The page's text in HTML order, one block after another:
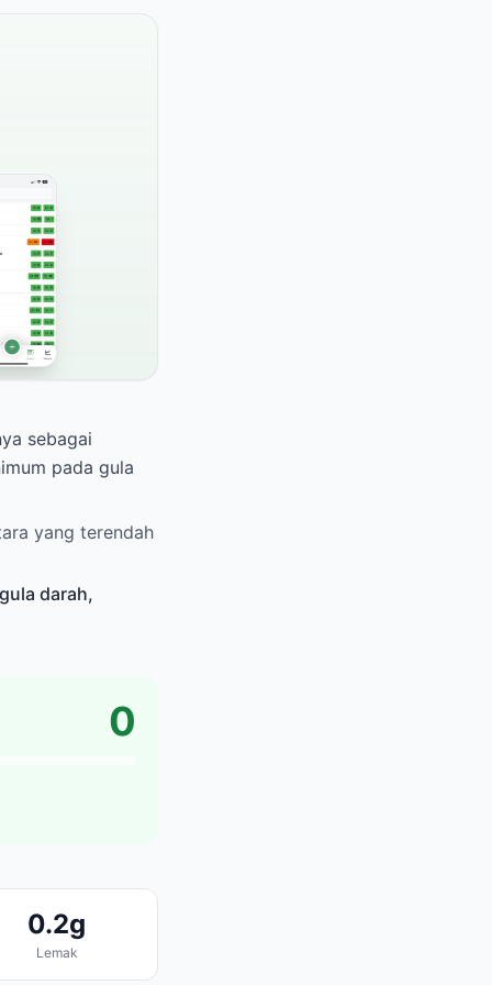
sebagai
pada gula
yang terendah
darah,
0
0.2g
Lemak